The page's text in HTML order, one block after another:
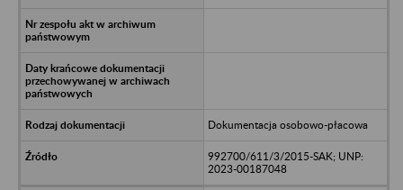
Dokumentacja osobowo-płacowa
992700/611/3/2015-SAK; UNP:
2023-00187048